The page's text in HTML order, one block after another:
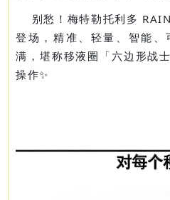
别愁！梅特勒托利多
登场，精准、轻量、智能
满，堪称移液圈「六边形战
操作✨